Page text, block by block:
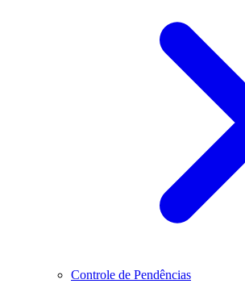
Controle de Pendências